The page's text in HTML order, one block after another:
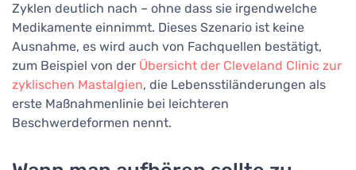
Zyklen deutlich nach – ohne dass sie irgendwelche
Medikamente einnimmt. Dieses Szenario ist keine
Ausnahme, es wird auch von Fachquellen bestätigt,
zum Beispiel von der Übersicht der Cleveland Clinic zur
zyklischen Mastalgien, die Lebensstiländerungen als
erste Maßnahmenlinie bei leichteren
Beschwerdeformen nennt.